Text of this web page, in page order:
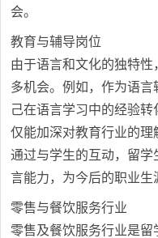
会。
教育与辅导岗位
由于语言和文化的独特
多机会。例如，作为语
己在语言学习中的经验
仅能加深对教育行业的
通过与学生的互动，留
言能力，为今后的职业生
零售与餐饮服务行业
零售及餐饮服务行业是